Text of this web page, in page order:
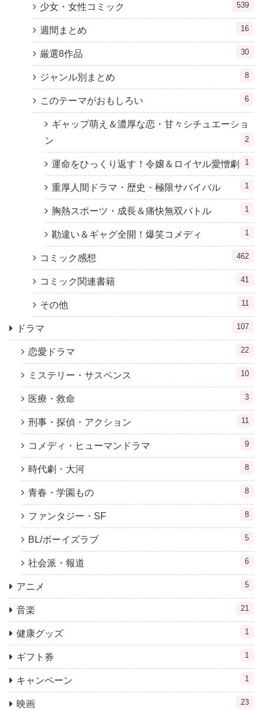
少女・女性コミック 539
週間まとめ 16
厳選8作品 30
ジャンル別まとめ 8
このテーマがおもしろい 6
ギャップ萌え＆濃厚な恋・甘々シチュエーショ
ン
2
運命をひっくり返す！令嬢＆ロイヤル愛憎劇 1
重厚人間ドラマ・歴史・極限サバイバル 1
胸熱スポーツ・成長＆痛快無双バトル 1
勘違い＆ギャグ全開！爆笑コメディ 1
コミック感想 462
コミック関連書籍 41
その他 11
ドラマ 107
恋愛ドラマ 22
ミステリー・サスペンス 10
医療・救命 3
刑事・探偵・アクション 11
コメディ・ヒューマンドラマ 9
時代劇・大河 8
青春・学園もの 8
ファンタジー・SF 8
BL/ボーイズラブ 5
社会派・報道 6
アニメ 5
音楽 21
健康グッズ 1
ギフト券 1
キャンペーン 1
映画 23